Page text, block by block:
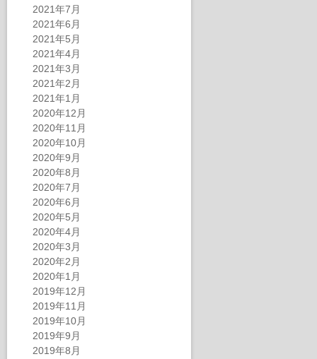
2021年7月
2021年6月
2021年5月
2021年4月
2021年3月
2021年2月
2021年1月
2020年12月
2020年11月
2020年10月
2020年9月
2020年8月
2020年7月
2020年6月
2020年5月
2020年4月
2020年3月
2020年2月
2020年1月
2019年12月
2019年11月
2019年10月
2019年9月
2019年8月